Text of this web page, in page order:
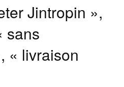
Jintropin »,
sans
« livraison